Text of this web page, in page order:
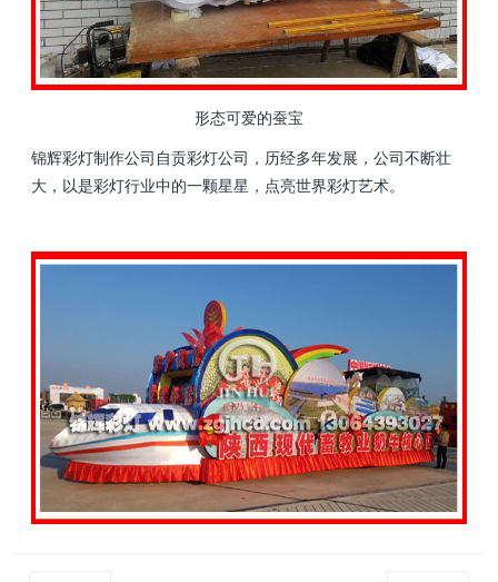
形态可爱的蚕宝
锦辉彩灯制作公司自贡彩灯公司，历经多年发展，公司不断壮
大，以是彩灯行业中的一颗星星，点亮世界彩灯艺术。